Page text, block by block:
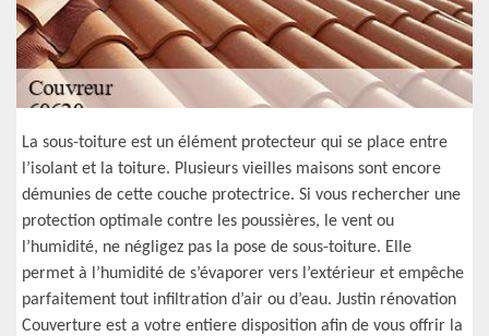
La sous-toiture est un élément protecteur qui se place entre
l’isolant et la toiture. Plusieurs vieilles maisons sont encore
démunies de cette couche protectrice. Si vous rechercher une
protection optimale contre les poussières, le vent ou
l’humidité, ne négligez pas la pose de sous-toiture. Elle
permet à l’humidité de s’évaporer vers l’extérieur et empêche
parfaitement tout infiltration d’air ou d’eau. Justin rénovation
Couverture est a votre entiere disposition afin de vous offrir la